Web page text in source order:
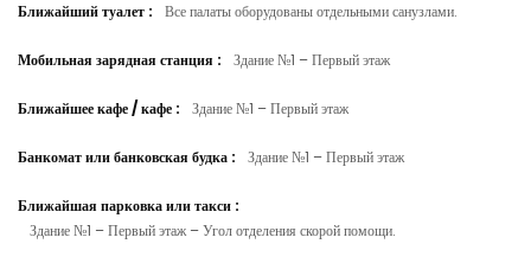
Ближайший туалет : Все палаты оборудованы отдельными санузлами.
Мобильная зарядная станция : Здание №1 – Первый этаж
Ближайшее кафе / кафе : Здание №1 – Первый этаж
Банкомат или банковская будка : Здание №1 – Первый этаж
Ближайшая парковка или такси :
Здание №1 – Первый этаж – Угол отделения скорой помощи.